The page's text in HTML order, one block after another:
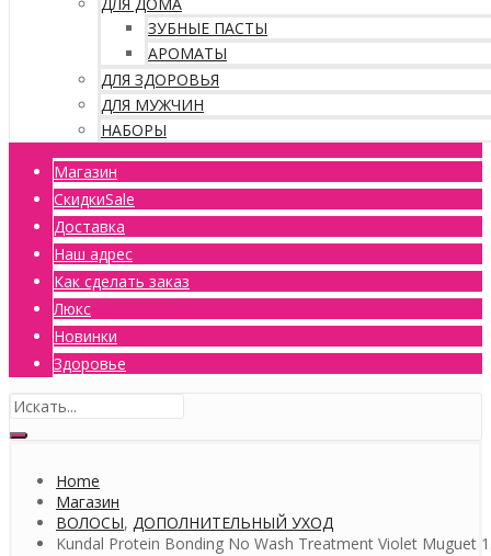
ЗУБНЫЕ ПАСТЫ
АРОМАТЫ
ДЛЯ ЗДОРОВЬЯ
ДЛЯ МУЖЧИН
НАБОРЫ
Магазин
СкидкиSale
Доставка
Наш адрес
Как сделать заказ
Люкс
Новинки
Здоровье
Home
Магазин
ВОЛОСЫ, ДОПОЛНИТЕЛЬНЫЙ УХОД
Kundal Protein Bonding No Wash Treatment Violet Muguet